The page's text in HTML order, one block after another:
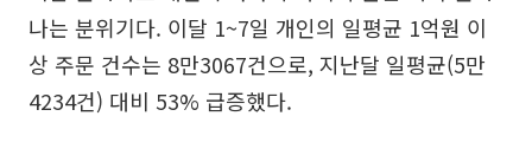
나는 분위기다. 이달 1~7일 개인의 일평균 1억원 이
상 주문 건수는 8만3067건으로, 지난달 일평균(5만
4234건) 대비 53% 급증했다.